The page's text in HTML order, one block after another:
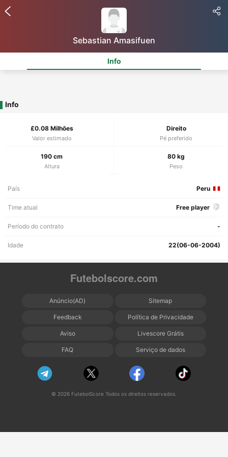
Sebastian Amasifuen
Info
Info
£0.08 Milhões
Valor estimado
Direito
Pé preferido
190 cm
Altura
80 kg
Peso
País Peru
Time atual Free player
Período do contrato -
Idade 22(06-06-2004)
Futebolscore.com
Anúncio(AD) Sitemap
Feedback Política de Privacidade
Aviso Livescore Grátis
FAQ Serviço de dados
© 2026 FutebolScore Todos os direitos reservados.